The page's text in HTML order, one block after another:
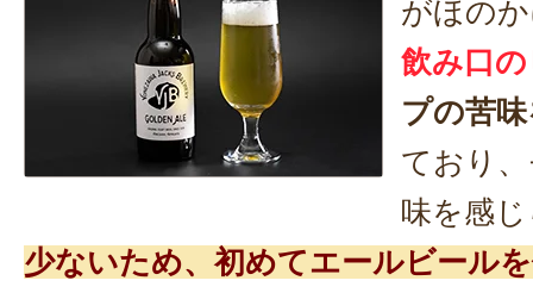
がほの
飲み口
プの苦
ており
味を感
少ないため、初めてエールビール